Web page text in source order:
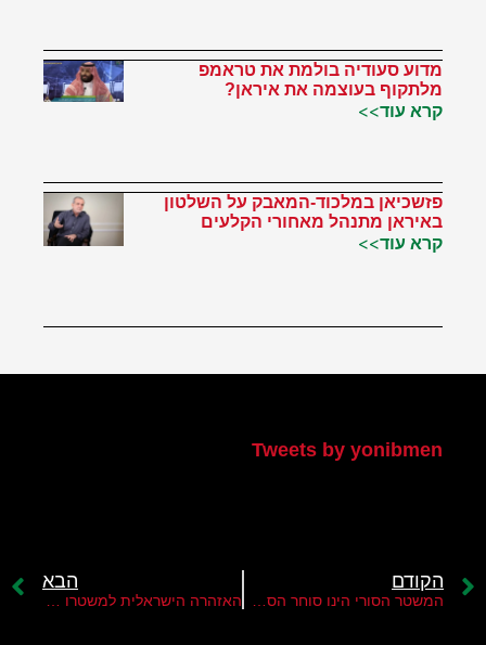
מדוע סעודיה בולמת את טראמפ
מלתקוף בעוצמה את איראן?
קרא עוד>>
פזשכיאן במלכוד-המאבק על השלטון
באיראן מתנהל מאחורי הקלעים
קרא עוד>>
Tweets by yonibmen
הקודם הבא